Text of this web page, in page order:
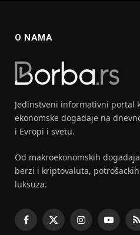
O NAMA
Jedinstveni informativni portal
ekonomske dogadaje na
i Evropi i svetu.
Od makroekonomskih
berzi i kriptovaluta,
luksuza.
Facebook
X
InstagramYouTube